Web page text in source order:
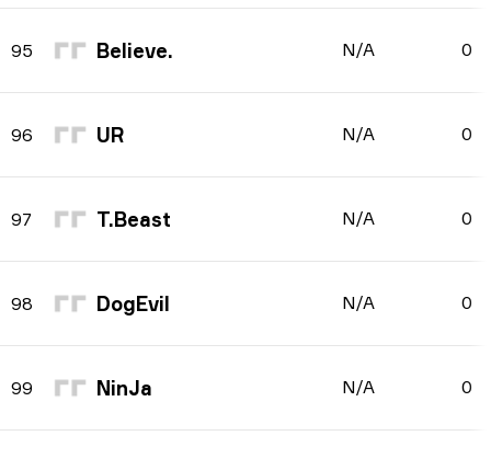
95 Believe. N/A 0
96 UR N/A 0
97 T.Beast N/A 0
98 DogEvil N/A 0
99 NinJa N/A 0